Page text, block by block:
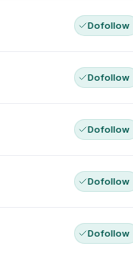
Dofollow
Dofollow
Dofollow
Dofollow
Dofollow